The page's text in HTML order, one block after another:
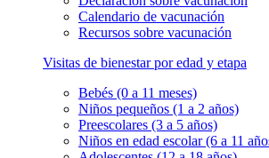
Calendario de vacunación
Recursos sobre vacunación
Visitas de bienestar por edad y etapa
Bebés (0 a 11 meses)
Niños pequeños (1 a 2 años)
Preescolares (3 a 5 años)
Niños en edad escolar (6 a 11